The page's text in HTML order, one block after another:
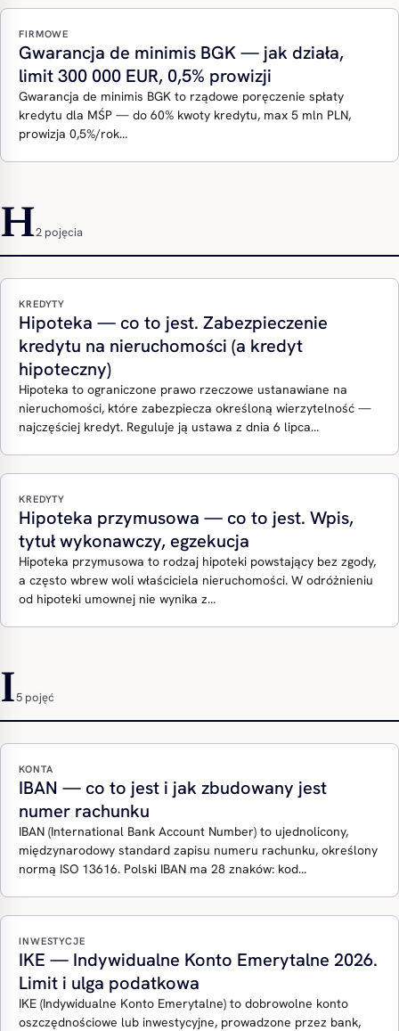
FIRMOWE
Gwarancja de minimis BGK — jak działa,
limit 300 000 EUR, 0,5% prowizji
Gwarancja de minimis BGK to rządowe poręczenie spłaty
kredytu dla MŚP — do 60% kwoty kredytu, max 5 mln PLN,
prowizja 0,5%/rok…
H2 pojęcia
KREDYTY
Hipoteka — co to jest. Zabezpieczenie
kredytu na nieruchomości (a kredyt
hipoteczny)
Hipoteka to ograniczone prawo rzeczowe ustanawiane na
nieruchomości, które zabezpiecza określoną wierzytelność —
najczęściej kredyt. Reguluje ją ustawa z dnia 6 lipca…
KREDYTY
Hipoteka przymusowa — co to jest. Wpis,
tytuł wykonawczy, egzekucja
Hipoteka przymusowa to rodzaj hipoteki powstający bez zgody,
a często wbrew woli właściciela nieruchomości. W odróżnieniu
od hipoteki umownej nie wynika z…
I5 pojęć
KONTA
IBAN — co to jest i jak zbudowany jest
numer rachunku
IBAN (International Bank Account Number) to ujednolicony,
międzynarodowy standard zapisu numeru rachunku, określony
normą ISO 13616. Polski IBAN ma 28 znaków: kod…
INWESTYCJE
IKE — Indywidualne Konto Emerytalne 2026.
Limit i ulga podatkowa
IKE (Indywidualne Konto Emerytalne) to dobrowolne konto
oszczędnościowe lub inwestycyjne, prowadzone przez bank,